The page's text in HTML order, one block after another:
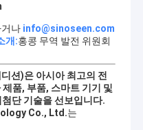
나 info@sinoseen.com
개:홍콩 무역 발전 위원회
션)은 아시아 최고의 전
품, 부품, 스마트 기기 및
단 기술을 선보입니다.
Co., Ltd.는